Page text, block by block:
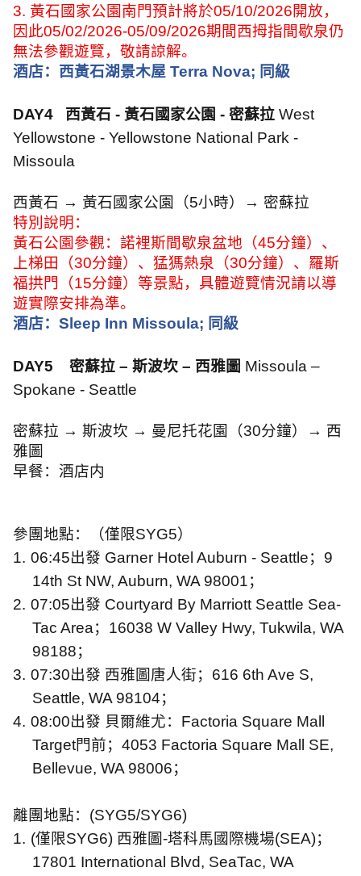
3. 黃石國家公園南門預計將於05/10/2026開放，
因此05/02/2026-05/09/2026期間西拇指間歇泉仍
無法參觀遊覽，敬請諒解。
酒店：西黃石湖景木屋 Terra Nova; 同級
DAY4 西黃石 - 黃石國家公園 - 密蘇拉 West
Yellowstone - Yellowstone National Park -
Missoula
西黃石 → 黃石國家公園（5小時） → 密蘇拉
特別說明：
黃石公園參觀：諾裡斯間歇泉盆地（45分鐘）、
上梯田（30分鐘）、猛獁熱泉（30分鐘）、羅斯
福拱門（15分鐘）等景點，具體遊覽情況請以導
遊實際安排為準。
酒店： Sleep Inn Missoula; 同級
DAY5 密蘇拉 – 斯波坎 – 西雅圖 Missoula –
Spokane - Seattle
密蘇拉 → 斯波坎 → 曼尼托花園（30分鐘） → 西
雅圖
早餐：酒店内
參團地點：（僅限SYG5）
1. 06:45出發 Garner Hotel Auburn - Seattle； 9
14th St NW, Auburn, WA 98001；
2. 07:05出發 Courtyard By Marriott Seattle Sea-
Tac Area； 16038 W Valley Hwy, Tukwila, WA
98188；
3. 07:30出發 西雅圖唐人街； 616 6th Ave S,
Seattle, WA 98104；
4. 08:00出發 貝爾維尤： Factoria Square Mall
Target門前； 4053 Factoria Square Mall SE,
Bellevue, WA 98006；
離團地點： (SYG5/SYG6)
1. (僅限SYG6) 西雅圖-塔科馬國際機場(SEA)；
17801 International Blvd, SeaTac, WA